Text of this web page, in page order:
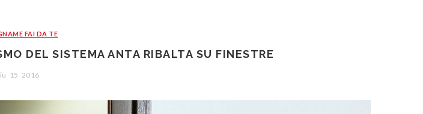
FAI DA TE
DEL SISTEMA ANTA RIBALTA SU FINESTRE
15 2016